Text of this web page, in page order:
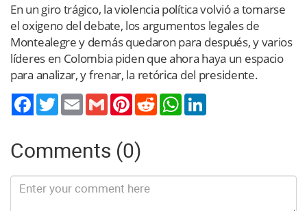
En un giro trágico, la violencia política volvió a tomarse
el oxigeno del debate, los argumentos legales de
Montealegre y demás quedaron para después, y varios
líderes en Colombia piden que ahora haya un espacio
para analizar, y frenar, la retórica del presidente.
TwitterEmail Gmail PinterestReddit WhatsApp
Comments (0)